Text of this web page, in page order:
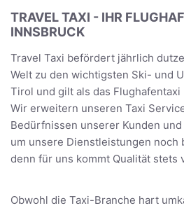
TRAVEL TAXI - IHR
INNSBRUCK
Travel Taxi befördert jährlich
Welt zu den wichtigsten Ski- und
Tirol und gilt als das
Wir erweitern unseren Taxi
Bedürfnissen unserer Kunden
um unsere Dienstleistungen noch
denn für uns kommt Qualität stets
Obwohl die Taxi-Branche hart